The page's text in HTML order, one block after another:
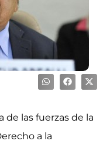
de las fuerzas de la
a la